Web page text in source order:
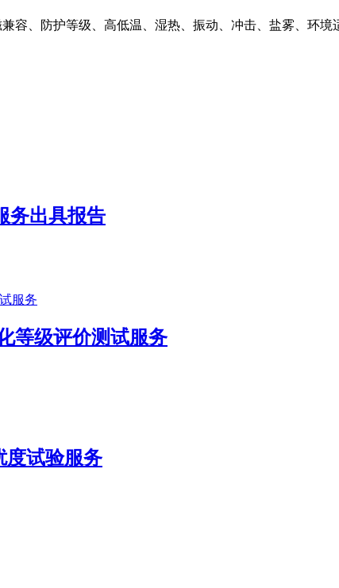
兼容、防护等级、高低温、湿热、振动、冲击、盐雾、环
务出具报告
等级评价测试服务
度试验服务